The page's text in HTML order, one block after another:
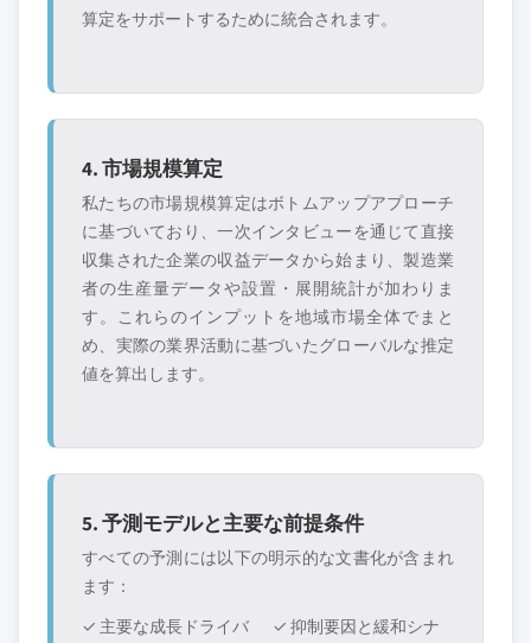
算定をサポートするために統合されます。
4. 市場規模算定
私たちの市場規模算定はボトムアップアプローチ
に基づいており、一次インタビューを通じて直接
収集された企業の収益データから始まり、製造業
者の生産量データや設置・展開統計が加わりま
す。これらのインプットを地域市場全体でまと
め、実際の業界活動に基づいたグローバルな推定
値を算出します。
5. 予測モデルと主要な前提条件
すべての予測には以下の明示的な文書化が含まれ
ます：
✓ 主要な成長ドライバ
✓ 抑制要因と緩和シナ